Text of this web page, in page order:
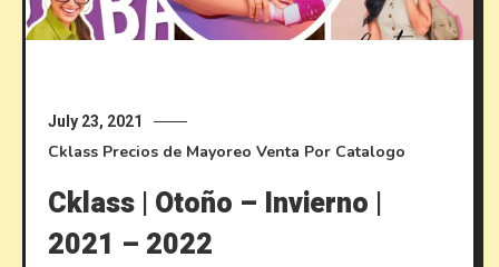
July 23, 2021
Cklass Precios de Mayoreo Venta Por Catalogo
Cklass | Otoño – Invierno |
2021 – 2022